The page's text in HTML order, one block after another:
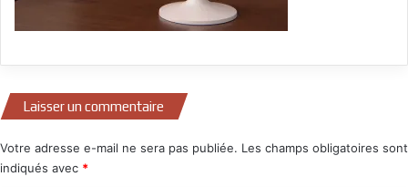
Laisser un commentaire
Votre adresse e-mail ne sera pas publiée. Les champs obligatoires sont
indiqués avec *